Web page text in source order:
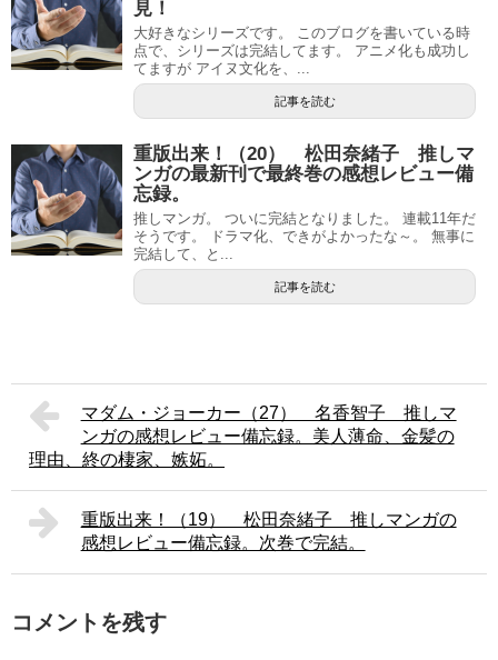
見！
大好きなシリーズです。 このブログを書いている時
点で、シリーズは完結してます。 アニメ化も成功し
てますが アイヌ文化を、...
記事を読む
重版出来！（20） 松田奈緒子 推しマ
ンガの最新刊で最終巻の感想レビュー備
忘録。
推しマンガ。 ついに完結となりました。 連載11年だ
そうです。 ドラマ化、できがよかったな～。 無事に
完結して、と...
記事を読む
マダム・ジョーカー（27） 名香智子 推しマ
ンガの感想レビュー備忘録。美人薄命、金髪の
理由、終の棲家、嫉妬。
重版出来！（19） 松田奈緒子 推しマンガの
感想レビュー備忘録。次巻で完結。
コメントを残す